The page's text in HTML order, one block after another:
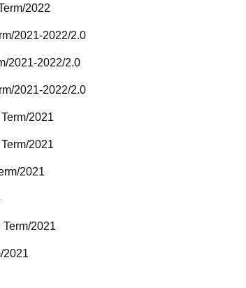
2022
2021-2022/2.0
2021-2022/2.0
2021-2022/2.0
2021
2021
2021
2021
2021